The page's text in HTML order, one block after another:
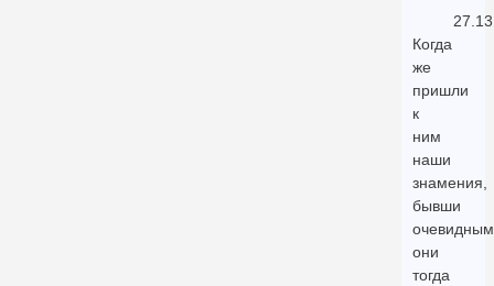
27.13
Когда
же
пришли
к
ним
наши
знамения,
бывши
они
тогда